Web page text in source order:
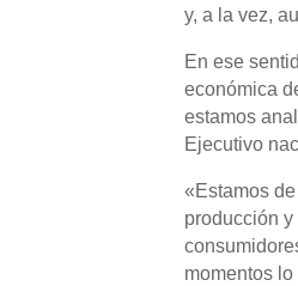
y, a la vez,
En ese
económica
estamos
Ejecutivo
«Estamos
producción
momentos